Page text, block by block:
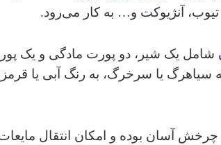
آنژیوکت و… به کار می‌رود.
شامل یک شیر، دو پورت مادگی و یک
سیاهرگ یا سرخرگ، به رنگ آبی یا
آسان بوده و امکان انتقال مایعات